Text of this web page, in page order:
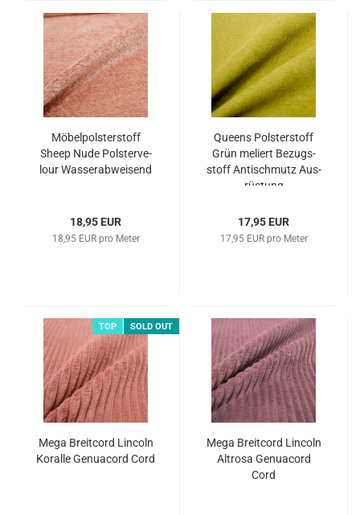
Mö­bel­pols­ter­stoff
Sheep Nude Pols­ter­ve­
lour Was­ser­ab­wei­send
18,95 EUR
18,95 EUR pro Meter
Queens Pols­ter­stoff
Grün me­liert Be­zugs­
stoff An­tischmutz Aus­
rüs­tung
17,95 EUR
17,95 EUR pro Meter
TOP SOLD OUT
Mega Breit­cord Lin­coln
Ko­ral­le Ge­nu­acord Cord
Mega Breit­cord Lin­coln
Alt­ro­sa Ge­nu­acord
Cord